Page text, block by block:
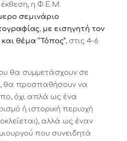
η Φ.Ε.Μ.
σεμινάριο
, με εισηγητή τον
θέμα “Τόπος”, στις 4-6
θα συμμετάσχουν σε
θα προσπαθήσουν να
όχι απλά ως ένα
ή ιστορική περιοχή
αλλά ως έναν
που συνειδητά